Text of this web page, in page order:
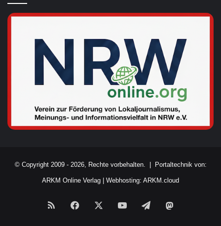
© Copyright 2009 - 2026, Rechte vorbehalten. | Portaltechnik von:
ARKM Online Verlag Webhosting: ARKM.cloud
RSS Facebook YouTubeTelegram